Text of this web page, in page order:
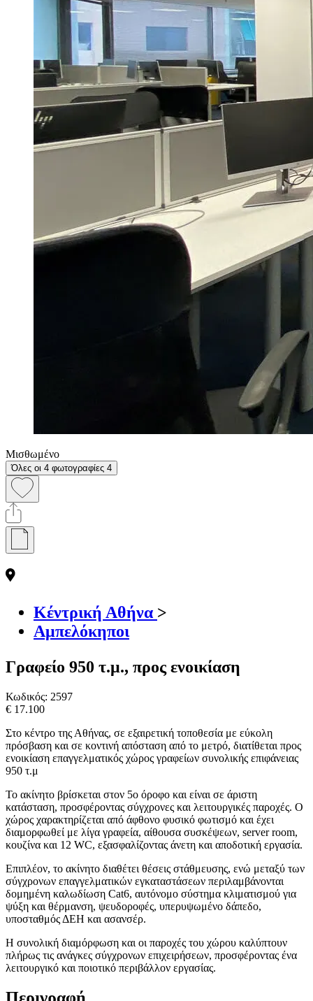
Μισθωμένο
Όλες οι 4 φωτογραφίες 4
Κέντρική Αθήνα >
Αμπελόκηποι
Γραφείο 950 τ.μ., προς ενοικίαση
Κωδικός: 2597
€ 17.100
Στο κέντρο της Αθήνας, σε εξαιρετική τοποθεσία με εύκολη
πρόσβαση και σε κοντινή απόσταση από το μετρό, διατίθεται προς
ενοικίαση επαγγελματικός χώρος γραφείων συνολικής επιφάνειας
950 τ.μ
Το ακίνητο βρίσκεται στον 5ο όροφο και είναι σε άριστη
κατάσταση, προσφέροντας σύγχρονες και λειτουργικές παροχές. Ο
χώρος χαρακτηρίζεται από άφθονο φυσικό φωτισμό και έχει
διαμορφωθεί με λίγα γραφεία, αίθουσα συσκέψεων, server room,
κουζίνα και 12 WC, εξασφαλίζοντας άνετη και αποδοτική εργασία.
Επιπλέον, το ακίνητο διαθέτει θέσεις στάθμευσης, ενώ μεταξύ των
σύγχρονων επαγγελματικών εγκαταστάσεων περιλαμβάνονται
δομημένη καλωδίωση Cat6, αυτόνομο σύστημα κλιματισμού για
ψύξη και θέρμανση, ψευδοροφές, υπερυψωμένο δάπεδο,
υποσταθμός ΔΕΗ και ασανσέρ.
Η συνολική διαμόρφωση και οι παροχές του χώρου καλύπτουν
πλήρως τις ανάγκες σύγχρονων επιχειρήσεων, προσφέροντας ένα
λειτουργικό και ποιοτικό περιβάλλον εργασίας.
Περιγραφή